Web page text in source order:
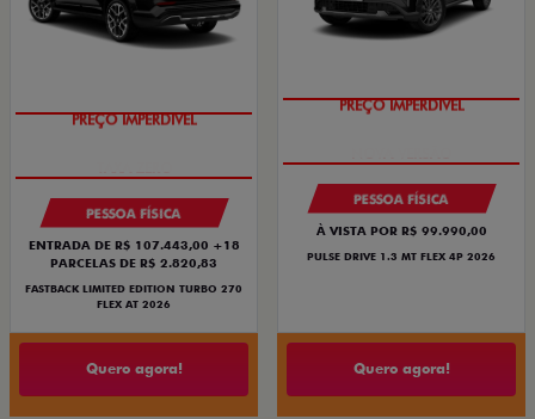
PREÇO IMPERDÍVEL
PESSOA FÍSICA
ENTRADA DE R$ 107.443,00 +18
PARCELAS DE R$ 2.820,83
FASTBACK LIMITED EDITION TURBO 270
FLEX AT 2026
Quero agora!
PREÇO IMPERDÍVEL
PESSOA FÍSICA
À VISTA POR R$ 99.990,00
PULSE DRIVE 1.3 MT FLEX 4P 2026
Quero agora!